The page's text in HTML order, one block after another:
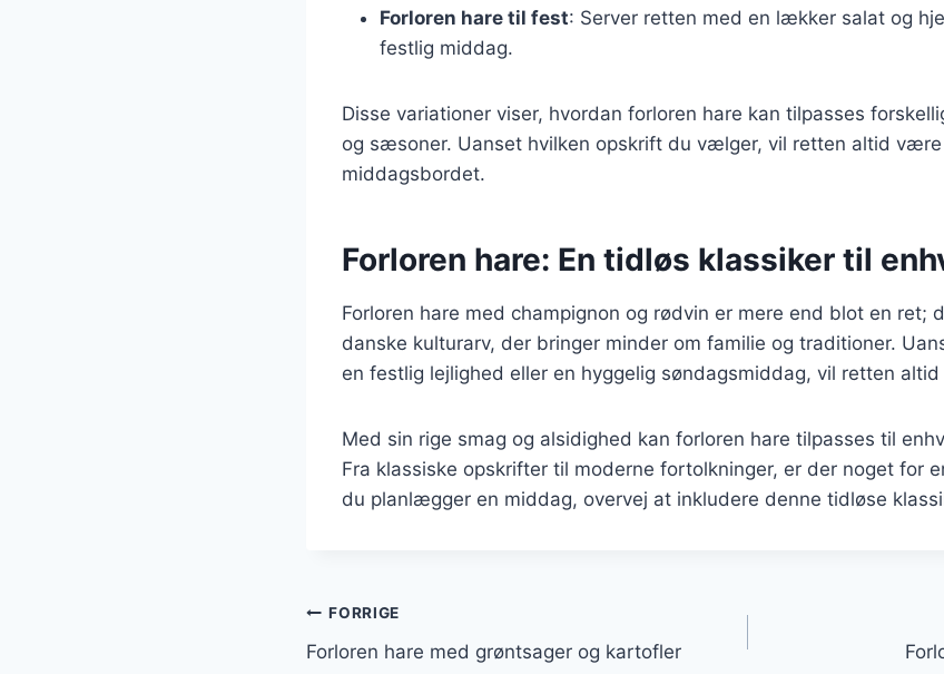
Forloren hare til fest: Server retten med en lækker salat og
festlig middag.
Disse variationer viser, hvordan forloren hare kan tilpasses
og sæsoner. Uanset hvilken opskrift du vælger, vil retten altid være
middagsbordet.
Forloren hare: En tidløs klassiker til
Forloren hare med champignon og rødvin er mere end blot en ret;
danske kulturarv, der bringer minder om familie og traditioner.
en festlig lejlighed eller en hyggelig søndagsmiddag, vil retten
Med sin rige smag og alsidighed kan forloren hare tilpasses til
Fra klassiske opskrifter til moderne fortolkninger, er der noget for
du planlægger en middag, overvej at inkludere denne tidløse
Indlægsnavigation
FORRIGE
Forloren hare med grøntsager og kartofler